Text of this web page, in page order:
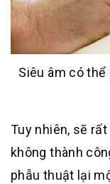
Siêu âm có
Tuy nhiên, sẽ
không thành
phẫu thuật lại